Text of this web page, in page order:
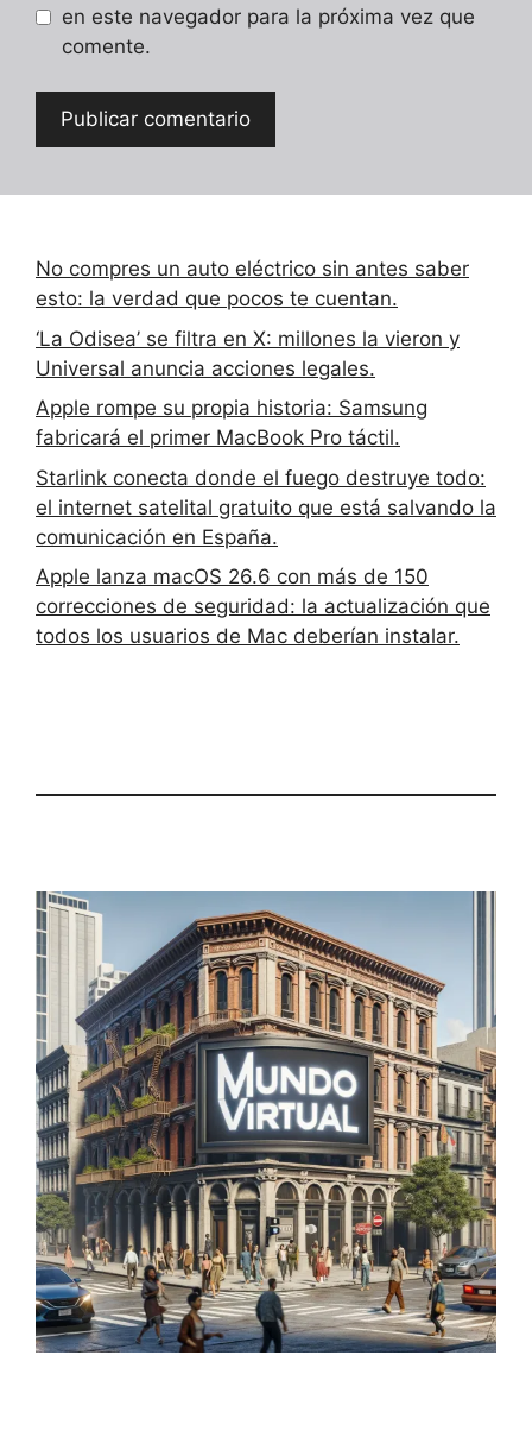
en este navegador para la próxima vez que
comente.
No compres un auto eléctrico sin antes saber
esto: la verdad que pocos te cuentan.
‘La Odisea’ se filtra en X: millones la vieron y
Universal anuncia acciones legales.
Apple rompe su propia historia: Samsung
fabricará el primer MacBook Pro táctil.
Starlink conecta donde el fuego destruye todo:
el internet satelital gratuito que está salvando la
comunicación en España.
Apple lanza macOS 26.6 con más de 150
correcciones de seguridad: la actualización que
todos los usuarios de Mac deberían instalar.